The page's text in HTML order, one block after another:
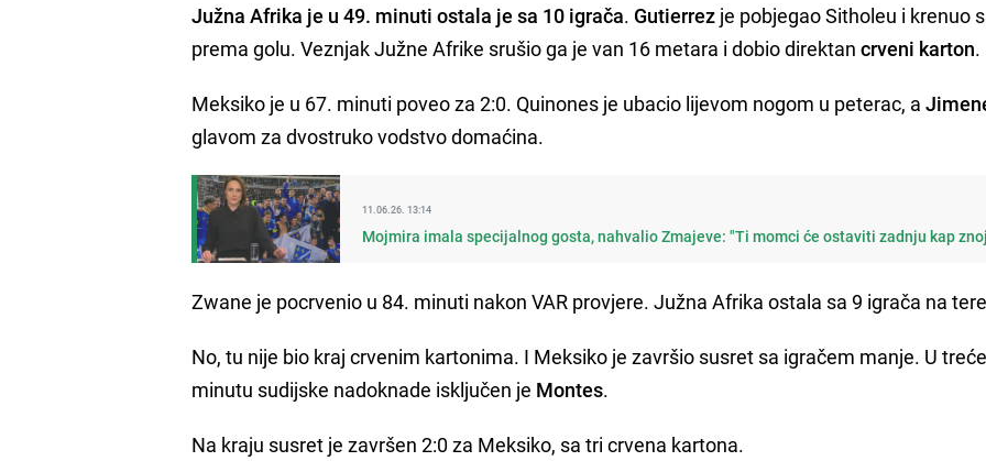
Južna Afrika je u 49. minuti ostala je sa 10 igrača. Gutierrez je pobjegao Sitholeu i krenuo
prema golu. Veznjak Južne Afrike srušio ga je van 16 metara i dobio direktancrveni karton.
Meksiko je u 67. minuti poveo za 2:0. Quinones je ubacio lijevom nogom u peterac, a
glavom za dvostruko vodstvo domaćina.
11.06.26. 13:14
Mojmira imala specijalnog gosta, nahvalio Zmajeve: "Ti momci će ostaviti zadnju kap
Zwane je pocrvenio u 84. minuti nakon VAR provjere. Južna Afrika ostala sa 9 igrača na
No, tu nije bio kraj crvenim kartonima. I Meksiko je završio susret sa igračem manje. U
minutu sudijske nadoknade isključen je Montes.
Na kraju susret je završen 2:0 za Meksiko, sa tri crvena kartona.